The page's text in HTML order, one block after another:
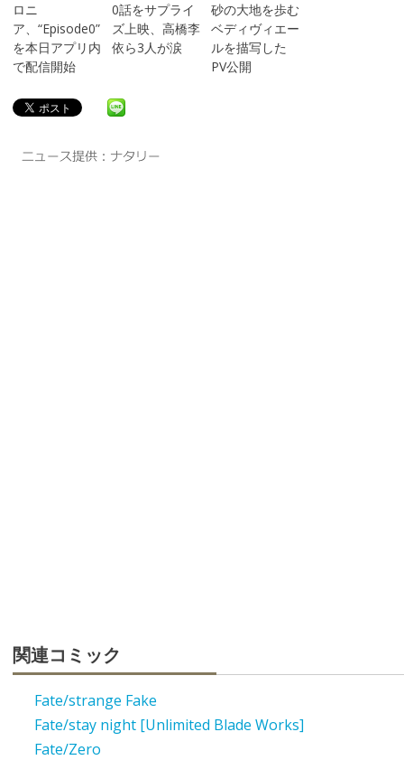
ロニ
ア、“Episode0”
を本日アプリ内
で配信開始
0話をサプライ
ズ上映、高橋李
依ら3人が涙
砂の大地を歩む
ベディヴィエー
ルを描写した
PV公開
関連コミック
Fate/strange Fake
Fate/stay night [Unlimited Blade Works]
Fate/Zero